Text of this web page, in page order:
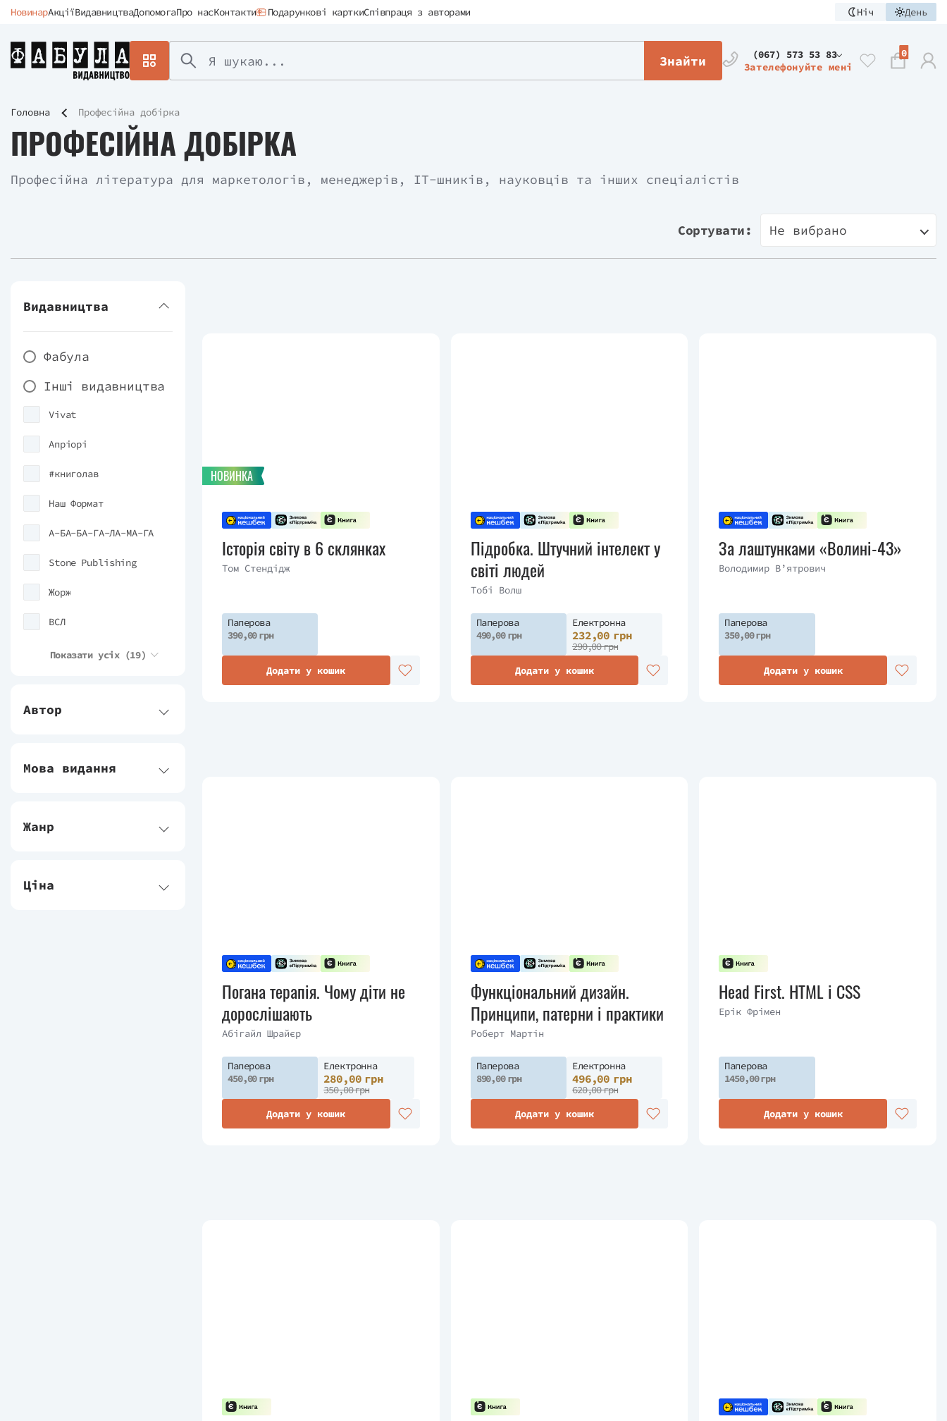
НовинарАкціїВидавництваДопомогаПро насКонтакти Подарункові карткиСпівпраця з авторами Ніч День
Знайти
(067) 573 53 83
Зателефонуйте мені
0
Головна Професійна добірка
ПРОФЕСІЙНА ДОБІРКА
Професійна література для маркетологів, менеджерів, IT-шників, науковців та інших спеціалістів
Сортувати: Не вибрано
Видавництва
Фабула
Інші видавництва
Vivat
Апріорі
#книголав
Наш Формат
А-БА-БА-ГА-ЛА-МА-ГА
Stone Publishing
Жорж
ВСЛ
Бородатий Тамарин
Віхола
Твоя Підпільна
Гуманітарка
Портал
КСД
Показати усіх (19)
Автор
Мова видання
Жанр
Ціна
НОВИНКА
Історія світу в 6 склянках
Том Стендідж
Паперова
390,00 грн
Додати у кошик
Підробка. Штучний інтелект у
світі людей
Тобі Волш
Паперова
490,00 грн
Електронна
232,00 грн
290,00 грн
Додати у кошик
За лаштунками «Волині-43»
Володимир В’ятрович
Паперова
350,00 грн
Додати у кошик
Погана терапія. Чому діти не
дорослішають
Абігайл Шрайєр
Паперова
450,00 грн
Електронна
280,00 грн
350,00 грн
Додати у кошик
Функціональний дизайн.
Принципи, патерни і практики
Роберт Мартін
Паперова
890,00 грн
Електронна
496,00 грн
620,00 грн
Додати у кошик
Head First. HTML і CSS
Ерік Фрімен
Паперова
1450,00 грн
Додати у кошик